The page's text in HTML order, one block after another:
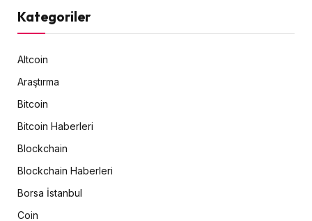
Kategoriler
Altcoin
Araştırma
Bitcoin
Bitcoin Haberleri
Blockchain
Blockchain Haberleri
Borsa İstanbul
Coin